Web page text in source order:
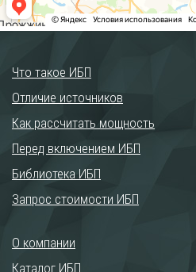
Что такое ИБП
Отличие источников
Как рассчитать мощность
Перед включением ИБП
Библиотека ИБП
Запрос стоимости ИБП
О компании
Каталог ИБП